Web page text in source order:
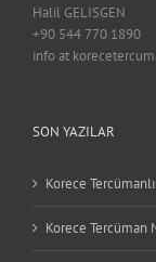
Halil GELISGEN
+90 544 770 1890
info at
SON YAZILAR
Korece
Korece Tercüman